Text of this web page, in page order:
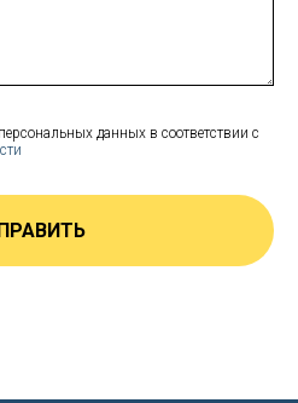
данных в соответствии с